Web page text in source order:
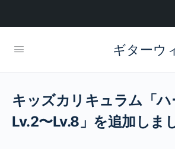
ギターウ
キッズカリキュラム「ハ
Lv.2〜Lv.8」を追加しま